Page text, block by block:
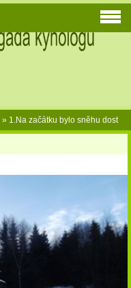
» 1.Na začátku bylo sněhu dost